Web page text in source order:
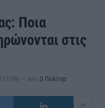
Ποια
στις
ΠΜ Από Ο Πολίτης